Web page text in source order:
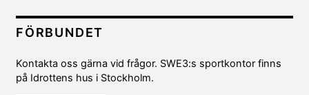
FÖRBUNDET
Kontakta oss gärna vid frågor. SWE3:s sportkontor finns
på Idrottens hus i Stockholm.